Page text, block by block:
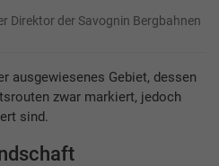
Direktor der Savognin Bergbahnen
ausgewiesenes Gebiet, dessen
zwar markiert, jedoch
sind.